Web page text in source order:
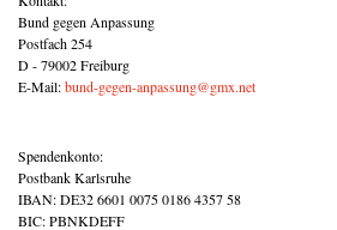
Bund gegen Anpassung
Postfach 254
D - 79002 Freiburg
E-Mail:bund-gegen-anpassung@gmx.net
Spendenkonto:
Postbank Karlsruhe
IBAN: DE32 6601 0075 0186 4357 58
BIC: PBNKDEFF